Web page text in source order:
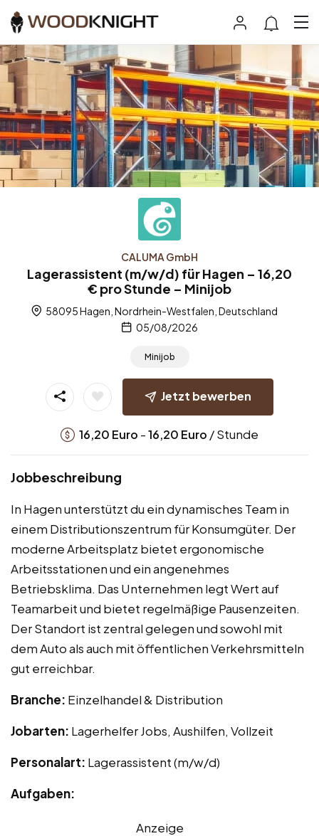
CALUMA GmbH
Lagerassistent (m/w/d) für Hagen – 16,20
€ pro Stunde – Minijob
58095 Hagen, Nordrhein-Westfalen, Deutschland
05/08/2026
Minijob
Jetzt bewerben
16,20 Euro -16,20 Euro / Stunde
Jobbeschreibung
In Hagen unterstützt du ein dynamisches Team in
einem Distributionszentrum für Konsumgüter. Der
moderne Arbeitsplatz bietet ergonomische
Arbeitsstationen und ein angenehmes
Betriebsklima. Das Unternehmen legt Wert auf
Teamarbeit und bietet regelmäßige Pausenzeiten.
Der Standort ist zentral gelegen und sowohl mit
dem Auto als auch mit öffentlichen Verkehrsmitteln
gut erreichbar.
Branche: Einzelhandel & Distribution
Jobarten: Lagerhelfer Jobs, Aushilfen, Vollzeit
Personalart: Lagerassistent (m/w/d)
Aufgaben:
Anzeige